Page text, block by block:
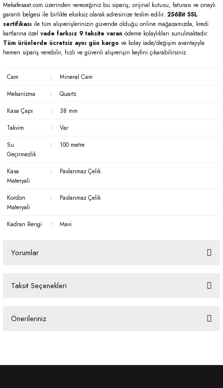
Mekafesaat.com üzerinden vereceğiniz bu sipariş; orijinal kutusu, faturası ve onaylı
garanti belgesi ile birlikte eksiksiz olarak adresinize teslim edilir. 256Bit SSL
sertifikası ile tüm alışverişlerinizin güvende olduğu online mağazamızda, kredi
kartlarına özel vade farksız 9 taksite varan ödeme kolaylıkları sunulmaktadır.
Tüm ürünlerde ücretsiz aynı gün kargo ve kolay iade/değişim avantajıyla
hemen sipariş verebilir, hızlı ve güvenli alışverişin keyfini çıkarabilirsiniz.
Cam :
Mineral Cam
Mekanizma
:
Quartz
Kasa Çapı
:
38 mm
Takvim
:
Var
Su
Geçirmezlik
: 100 metre
Kasa
Materyali
: Paslanmaz Çelik
Kordon
Materyali
: Paslanmaz Çelik
Kadran Rengi : Mavi
Yorumlar
Taksit Seçenekleri
Önerileriniz